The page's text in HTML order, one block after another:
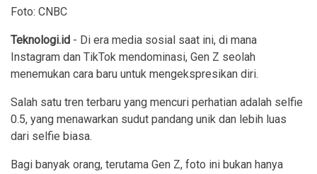
Foto: CNBC
Teknologi.id - Di era media sosial saat ini, di mana
Instagram dan TikTok mendominasi, Gen Z seolah
menemukan cara baru untuk mengekspresikan diri.
Salah satu tren terbaru yang mencuri perhatian adalah selfie
0.5, yang menawarkan sudut pandang unik dan lebih luas
dari selfie biasa.
Bagi banyak orang, terutama Gen Z, foto ini bukan hanya